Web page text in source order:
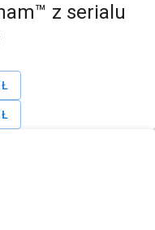
z serialu